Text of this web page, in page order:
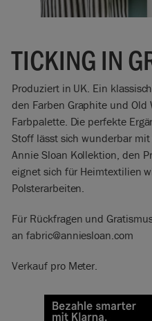
TICKING IN
Produziert in UK. Ein
den Farben Graphite und Old
Farbpalette. Die perfekte
Stoff lässt sich wunderbar
Annie Sloan Kollektion, den
eignet sich für Heimtextilien
Polsterarbeiten.
Für Rückfragen und
an fabric@anniesloan.com
Verkauf pro Meter.